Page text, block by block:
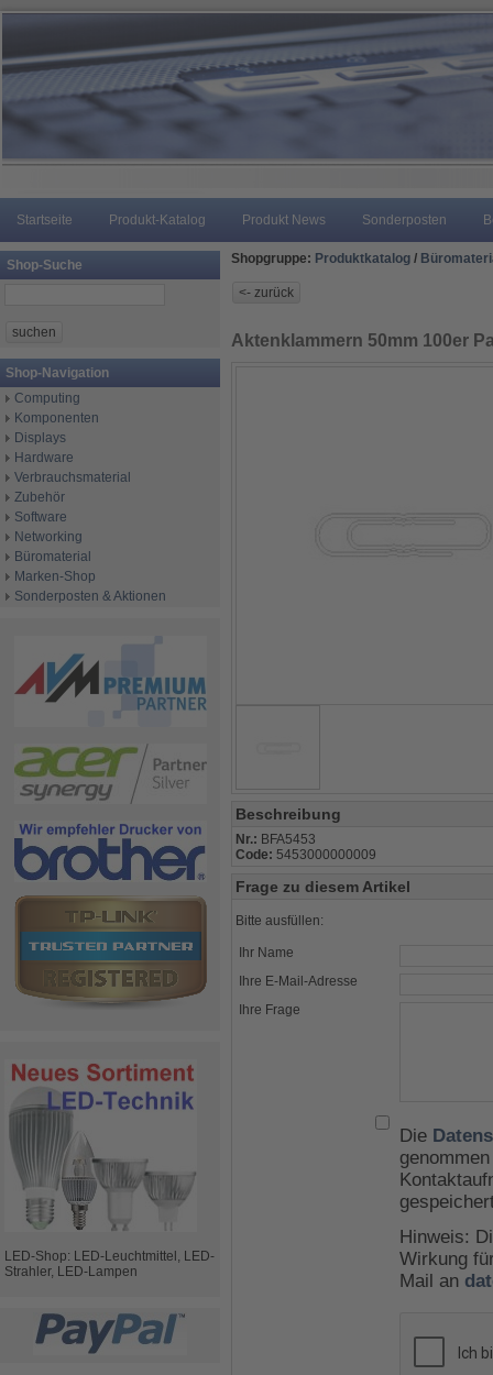
Startseite Produkt-Katalog Produkt News Sonderposten
Shop-Suche
Shop-Navigation
Computing
Komponenten
Displays
Hardware
Verbrauchsmaterial
Zubehör
Software
Networking
Büromaterial
Marken-Shop
Sonderposten & Aktionen
LED-Shop: LED-Leuchtmittel, LED-
Strahler, LED-Lampen
Shopgruppe: Produktkatalog /
Aktenklammern 50mm 100er
Beschreibung
Nr.: BFA5453
Code: 5453000000009
Frage zu diesem Artikel
Bitte ausfüllen:
Ihr Name
Ihre E-Mail-Adresse
Ihre Frage
Die
Hinweis:
Wirkung
Mail an